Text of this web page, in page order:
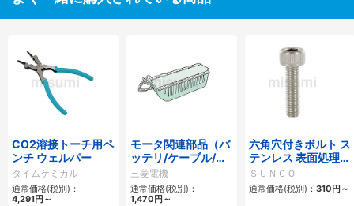
CO2溶接トーチ用ペ
ンチ ウェルパー
タイムケミカル
通常価格(税別)：
4,291円 ～
モータ関連部品（バ
ッテリ/ケーブル/ア
クセサリ）
三菱電機
通常価格(税別)：
1,470円 ～
六角穴付きボルト ス
テンレス 表面処理な
し 全ねじ
ＳＵＮＣＯ
通常価格(税別)： 310円 ～